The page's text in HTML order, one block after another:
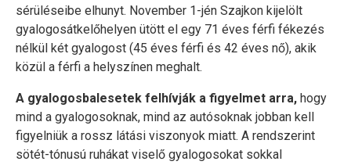
sérüléseibe elhunyt. November 1-jén Szajkon kijelölt
gyalogosátkelőhelyen ütött el egy 71 éves férfi fékezés
nélkül két gyalogost (45 éves férfi és 42 éves nő), akik
közül a férfi a helyszínen meghalt.
A gyalogosbalesetek felhívják a figyelmet arra, hogy
mind a gyalogosoknak, mind az autósoknak jobban kell
figyelniük a rossz látási viszonyok miatt. A rendszerint
sötét-tónusú ruhákat viselő gyalogosokat sokkal